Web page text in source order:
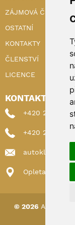
ZÁJMOVÁ ČINNOST
OSTATNÍ
KONTAKTY
ČLENSTVÍ
LICENCE
KONTAKTY
+420 222 898
+420 222 898
Opletalova
© 2026